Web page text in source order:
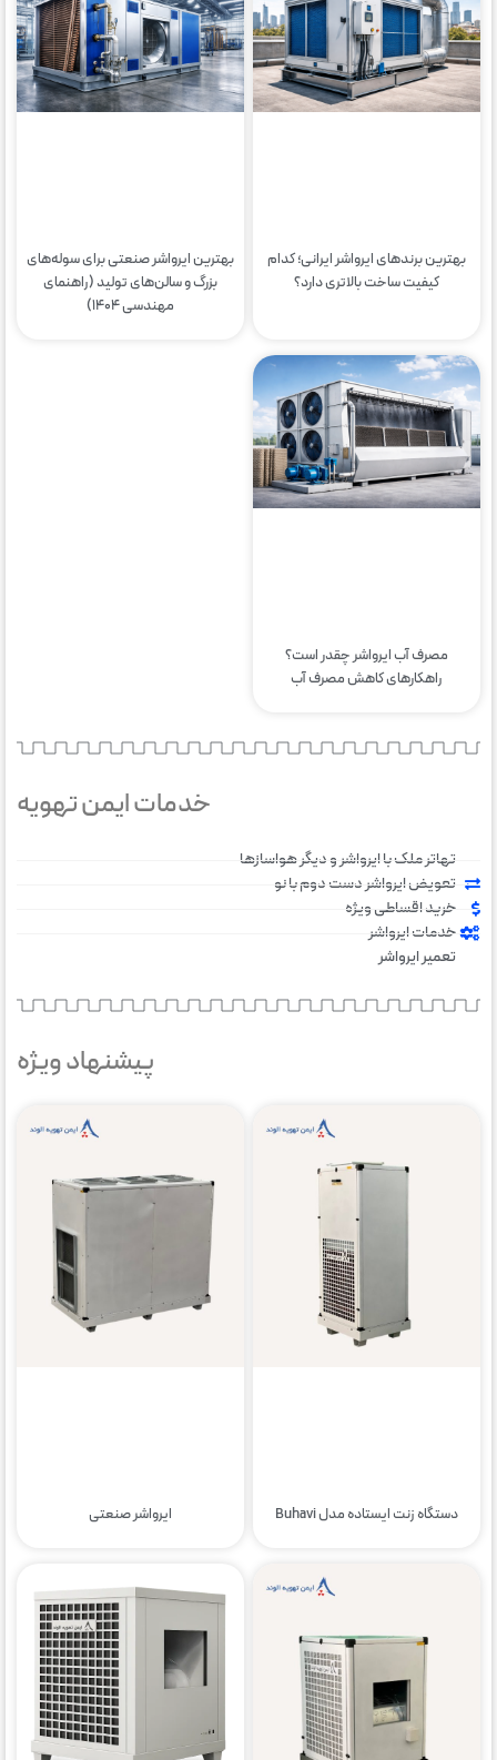
بهترین برندهای ایرواشر ایرانی؛ کدام
کیفیت ساخت بالاتری دارد؟
بهترین ایرواشر صنعتی برای سوله‌های
بزرگ و سالن‌های تولید (راهنمای
مهندسی ۱۴۰۴)
مصرف آب ایرواشر چقدر است؟
راهکارهای کاهش مصرف آب
خدمات ایمن تهویه
تهاتر ملک با ایرواشر و دیگر هواسازها
تعویض ایرواشر دست دوم با نو
خرید اقساطی ویژه
خدمات ایرواشر
تعمیر ایرواشر
پیشنهاد ویژه
دستگاه زنت ایستاده مدل Buhavi ایرواشر صنعتی